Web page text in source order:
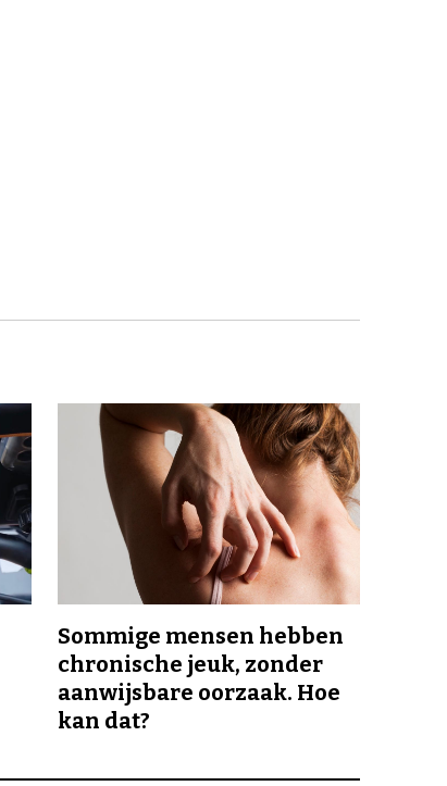
Sommige mensen hebben
chronische jeuk, zonder
aanwijsbare oorzaak. Hoe
kan dat?